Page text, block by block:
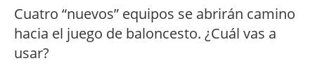
Cuatro “nuevos” equipos se abrirán camino
hacia el juego de baloncesto. ¿Cuál vas a
usar?